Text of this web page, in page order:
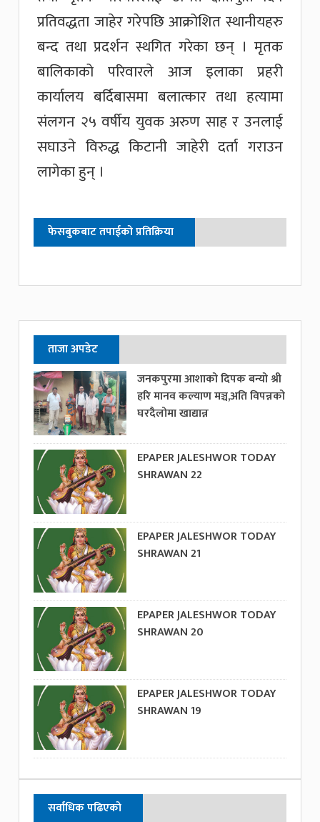
प्रतिवद्धता जाहेर गरेपछि आक्रोशित स्थानीयहरु
बन्द तथा प्रदर्शन स्थगित गरेका छन् । मृतक
बालिकाको परिवारले आज इलाका प्रहरी
कार्यालय बर्दिबासमा बलात्कार तथा हत्यामा
संलगन २५ वर्षीय युवक अरुण साह र उनलाई
सघाउने विरुद्ध किटानी जाहेरी दर्ता गराउन
लागेका हुन् ।
फेसबुकबाट तपाईको प्रतिक्रिया
ताजा अपडेट
जनकपुरमा आशाको दिपक बन्यो श्री
हरि मानव कल्याण मञ्च,अति विपन्नको
घरदैलोमा खाद्यान्न
EPAPER JALESHWOR TODAY
SHRAWAN 22
EPAPER JALESHWOR TODAY
SHRAWAN 21
EPAPER JALESHWOR TODAY
SHRAWAN 20
EPAPER JALESHWOR TODAY
SHRAWAN 19
सर्वाधिक पढिएको